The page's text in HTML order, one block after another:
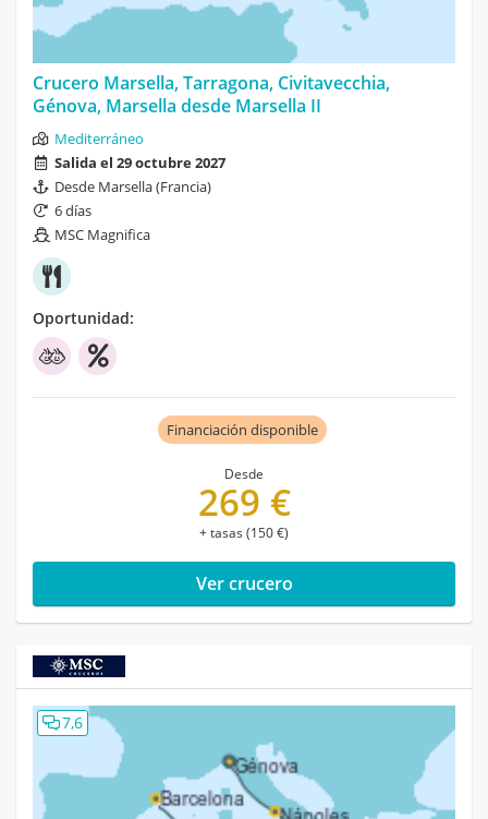
Crucero Marsella, Tarragona, Civitavecchia,
Génova, Marsella desde Marsella II
Mediterráneo
Salida el 29 octubre 2027
Desde Marsella (Francia)
6 días
MSC Magnifica
Oportunidad:
Financiación disponible
Desde
269 €
+ tasas (150 €)
Ver crucero
7,6